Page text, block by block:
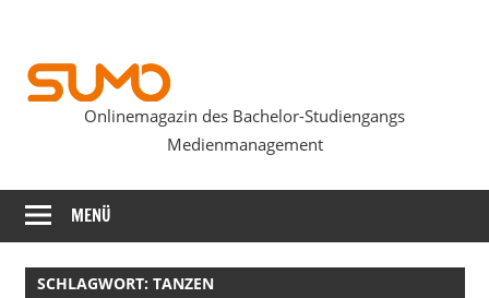
springen
SUMOmag
Onlinemagazin des Bachelor-Studiengangs
Medienmanagement
MENÜ
SCHLAGWORT: TANZEN